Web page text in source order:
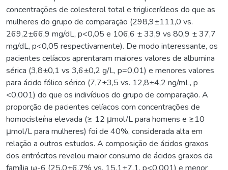
concentrações de colesterol total e triglicerídeos do que as
mulheres do grupo de comparação (298,9±111,0 vs.
269,2±66,9 mg/dL, p<0,05 e 106,6 ± 33,9 vs 80,9 ± 37,7
mg/dL, p<0,05 respectivamente). De modo interessante, os
pacientes celíacos aprentaram maiores valores de albumina
sérica (3,8±0,1 vs 3,6±0,2 g/L, p=0,01) e menores valores
para ácido fólico sérico (7,7±3,5 vs. 12,8±4,2 ng/mL, p
<0,001) do que os indivíduos do grupo de comparação. A
proporção de pacientes celíacos com concentrações de
homocisteína elevada (≥ 12 μmol/L para homens e ≥10
μmol/L para mulheres) foi de 40%, considerada alta em
relação a outros estudos. A composição de ácidos graxos
dos eritrócitos revelou maior consumo de ácidos graxos da